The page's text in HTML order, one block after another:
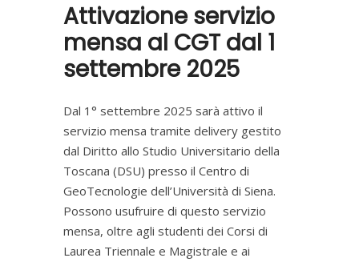
Attivazione servizio
mensa al CGT dal 1
settembre 2025
Dal 1° settembre 2025 sarà attivo il
servizio mensa tramite delivery gestito
dal Diritto allo Studio Universitario della
Toscana (DSU) presso il Centro di
GeoTecnologie dell’Università di Siena.
Possono usufruire di questo servizio
mensa, oltre agli studenti dei Corsi di
Laurea Triennale e Magistrale e ai